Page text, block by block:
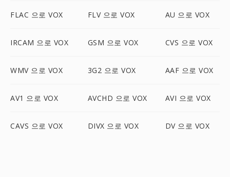
FLAC 으로 VOX FLV 으로 VOX AU 으로 VOX
IRCAM 으로 VOX GSM 으로 VOX CVS 으로 VOX
WMV 으로 VOX 3G2 으로 VOX AAF 으로 VOX
AV1 으로 VOX AVCHD 으로 VOX AVI 으로 VOX
CAVS 으로 VOX DIVX 으로 VOX DV 으로 VOX